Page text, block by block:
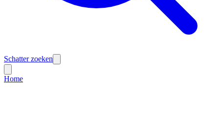
Schatter zoeken
Home